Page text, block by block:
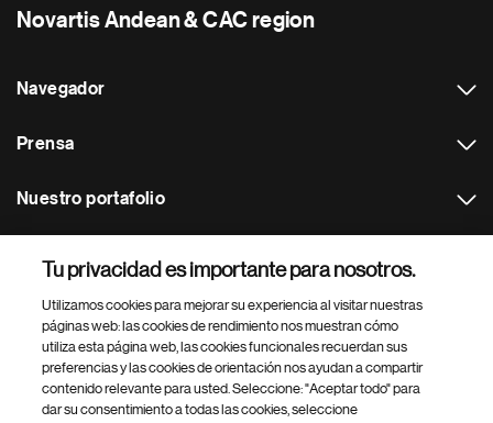
Novartis Andean & CAC region
Navegador
Prensa
Nuestro portafolio
Footer Site Search
Tu privacidad es importante para nosotros.
Utilizamos cookies para mejorar su experiencia al visitar nuestras
páginas web: las cookies de rendimiento nos muestran cómo
utiliza esta página web, las cookies funcionales recuerdan sus
preferencias y las cookies de orientación nos ayudan a compartir
contenido relevante para usted. Seleccione: "Aceptar todo" para
dar su consentimiento a todas las cookies, seleccione